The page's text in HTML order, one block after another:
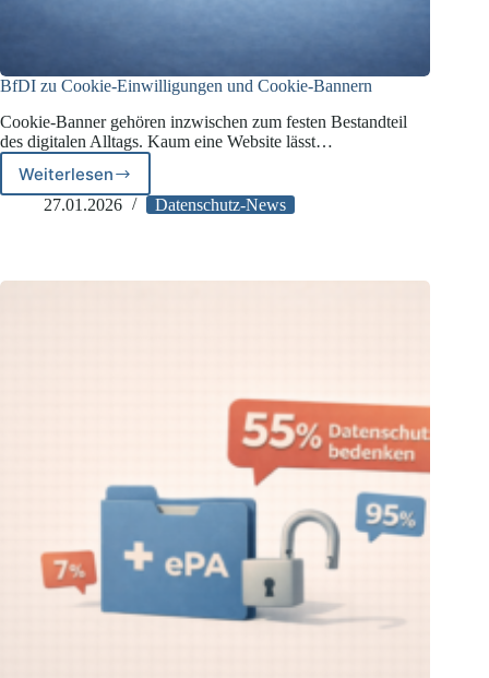
BfDI zu Cookie-Einwilligungen und Cookie-Bannern
Cookie-Banner gehören inzwischen zum festen Bestandteil
des digitalen Alltags. Kaum eine Website lässt…
Weiterlesen
BfDI
zu
Cookie-
27.01.2026 Datenschutz-News